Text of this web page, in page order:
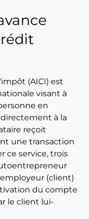
(AICI) est
visant à
en
à la
reçoit
une transaction
ce service, trois
(client)
du compte
le client lui-